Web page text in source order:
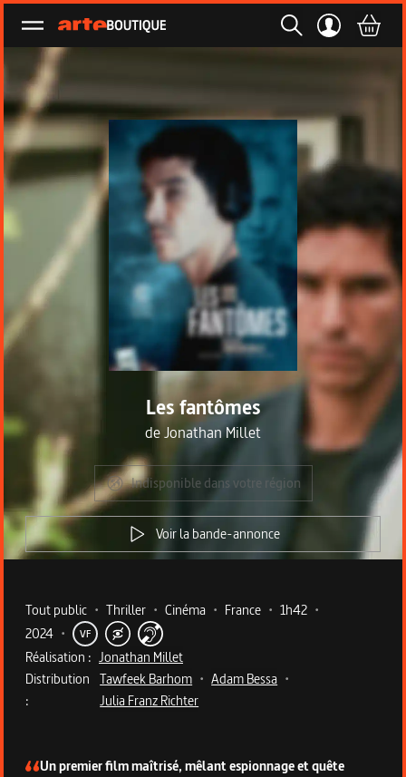
Ouvrir le menu
Les fantômes
deJonathan Millet
Indisponible dans votre région
Voir la bande-annonce
Metadata du programme
Tout public • Thriller • Cinéma • France • 1h42 •
2024 • VF
Réalisation : Jonathan Millet
Distribution
:
Tawfeek Barhom • Adam Bessa •
Julia Franz Richter
Un premier film maîtrisé, mêlant espionnage et quête